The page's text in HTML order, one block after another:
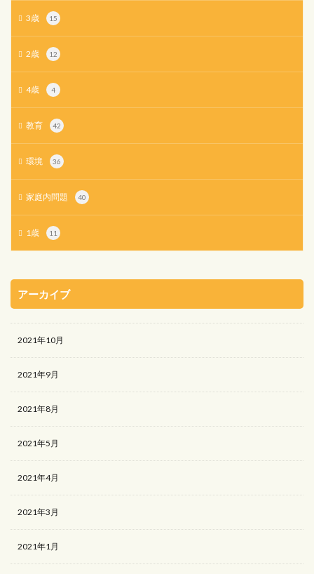
3歳 15
2歳 12
4歳 4
教育 42
環境 36
家庭内問題 40
1歳 11
アーカイブ
2021年10月
2021年9月
2021年8月
2021年5月
2021年4月
2021年3月
2021年1月